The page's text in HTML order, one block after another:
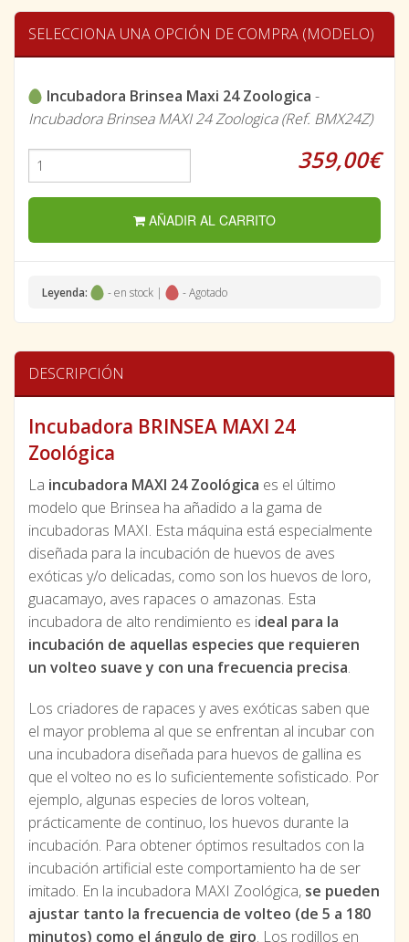
SELECCIONA UNA OPCIÓN DE COMPRA (MODELO)
Incubadora Brinsea Maxi 24 Zoologica -
Incubadora Brinsea MAXI 24 Zoologica (Ref. BMX24Z)
359,00€
AÑADIR AL CARRITO
Leyenda: - en stock | - Agotado
DESCRIPCIÓN
Incubadora BRINSEA MAXI 24
Zoológica
La incubadora MAXI 24 Zoológica es el último
modelo que Brinsea ha añadido a la gama de
incubadoras MAXI. Esta máquina está especialmente
diseñada para la incubación de huevos de aves
exóticas y/o delicadas, como son los huevos de loro,
guacamayo, aves rapaces o amazonas. Esta
incubadora de alto rendimiento es ideal para la
incubación de aquellas especies que requieren
un volteo suave y con una frecuencia precisa.
Los criadores de rapaces y aves exóticas saben que
el mayor problema al que se enfrentan al incubar con
una incubadora diseñada para huevos de gallina es
que el volteo no es lo suficientemente sofisticado. Por
ejemplo, algunas especies de loros voltean,
prácticamente de continuo, los huevos durante la
incubación. Para obtener óptimos resultados con la
incubación artificial este comportamiento ha de ser
imitado. En la incubadora MAXI Zoológica, se pueden
ajustar tanto la frecuencia de volteo (de 5 a 180
minutos) como el ángulo de giro. Los rodillos en